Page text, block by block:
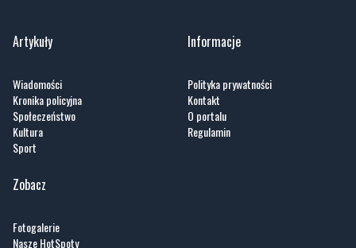
Artykuły
Wiadomości
Kronika policyjna
Społeczeństwo
Kultura
Sport
Informacje
Polityka prywatności
Kontakt
O portalu
Regulamin
Zobacz
Fotogalerie
Nasze HotSpoty